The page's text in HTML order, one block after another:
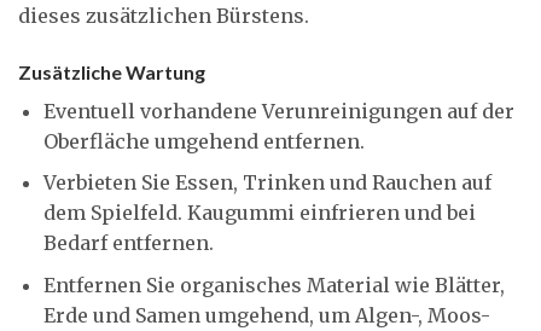
dieses zusätzlichen Bürstens.
Zusätzliche Wartung
Eventuell vorhandene Verunreinigungen auf der
Oberfläche umgehend entfernen.
Verbieten Sie Essen, Trinken und Rauchen auf
dem Spielfeld. Kaugummi einfrieren und bei
Bedarf entfernen.
Entfernen Sie organisches Material wie Blätter,
Erde und Samen umgehend, um Algen-, Moos-